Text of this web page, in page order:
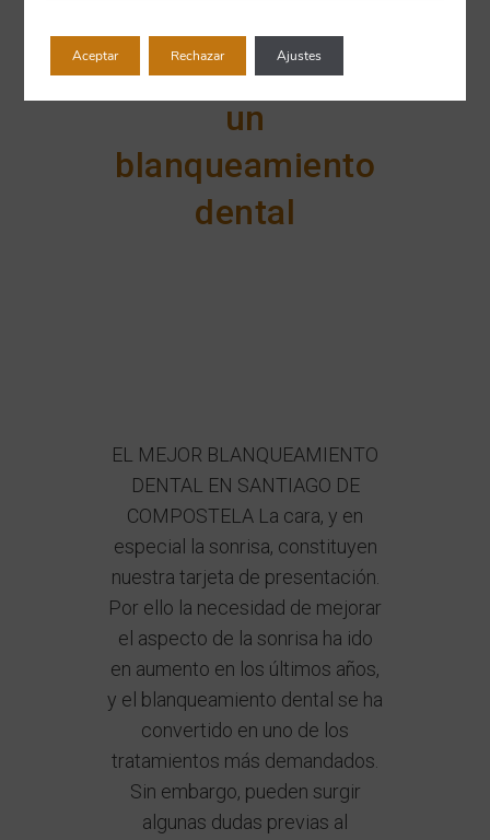
antes de hacerse
un
blanqueamiento
dental
EL MEJOR BLANQUEAMIENTO
DENTAL EN SANTIAGO DE
COMPOSTELA La cara, y en
especial la sonrisa, constituyen
nuestra tarjeta de presentación.
Por ello la necesidad de mejorar
el aspecto de la sonrisa ha ido
en aumento en los últimos años,
y el blanqueamiento dental se ha
convertido en uno de los
tratamientos más demandados.
Sin embargo, pueden surgir
algunas dudas previas al
Aceptar Rechazar Ajustes